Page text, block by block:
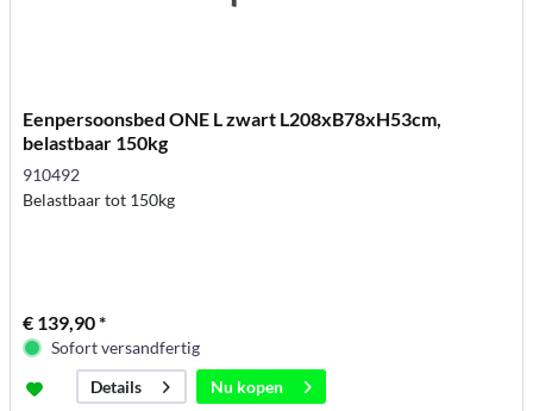
Eenpersoonsbed ONE L zwart L208xB78xH53cm,
belastbaar 150kg
910492
Belastbaar tot 150kg
€ 139,90 *
Sofort versandfertig
Details
Nu kopen